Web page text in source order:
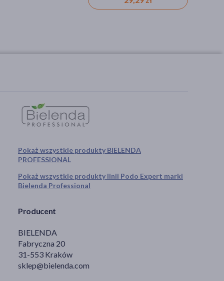
Pokaż wszystkie produkty BIELENDA
PROFESSIONAL
Pokaż wszystkie produkty linii Podo Expert marki
Bielenda Professional
Producent
BIELENDA
Fabryczna 20
31-553 Kraków
sklep@bielenda.com